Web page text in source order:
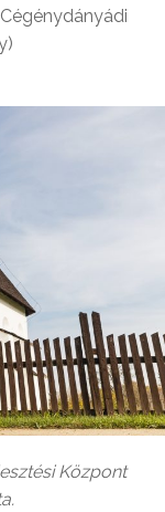
Központ